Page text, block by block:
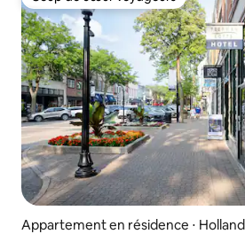
Coup de cœur voyageurs
Appartement en résidence ⋅ Holland